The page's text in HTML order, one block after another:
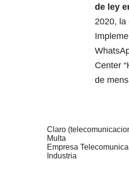
de ley
2020, la
Center
de
Claro
Multa
Empresa
Industria